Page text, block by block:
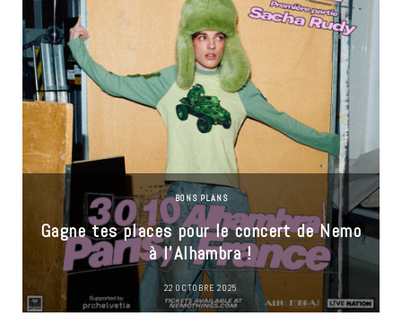
BONS PLANS
Gagne tes places pour le concert de Nemo
à l’Alhambra !
22 OCTOBRE 2025